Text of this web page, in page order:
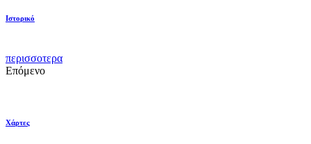
Ιστορικό
περισσοτερα
Επόμενο
Χάρτες